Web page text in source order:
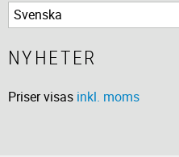
NYHETER
Priser visas inkl. moms